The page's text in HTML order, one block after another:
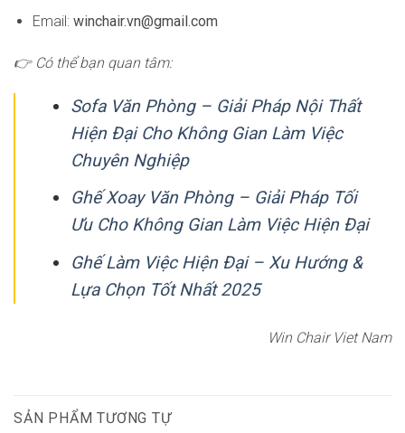
Email: winchair.vn@gmail.com
👉 Có thể bạn quan tâm:
Sofa Văn Phòng – Giải Pháp Nội Thất
Hiện Đại Cho Không Gian Làm Việc
Chuyên Nghiệp
Ghế Xoay Văn Phòng – Giải Pháp Tối
Ưu Cho Không Gian Làm Việc Hiện Đại
Ghế Làm Việc Hiện Đại – Xu Hướng &
Lựa Chọn Tốt Nhất 2025
Win Chair Viet Nam
SẢN PHẨM TƯƠNG TỰ